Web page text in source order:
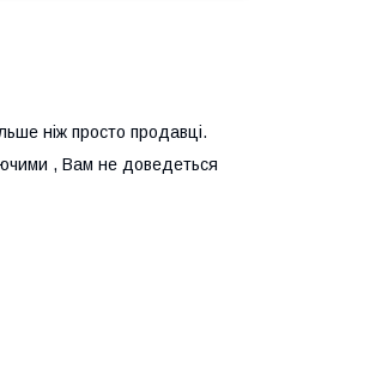
ніж просто продавці.
, Вам не доведеться